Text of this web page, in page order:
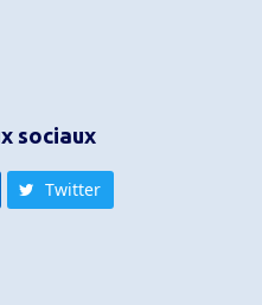
sociaux
Twitter